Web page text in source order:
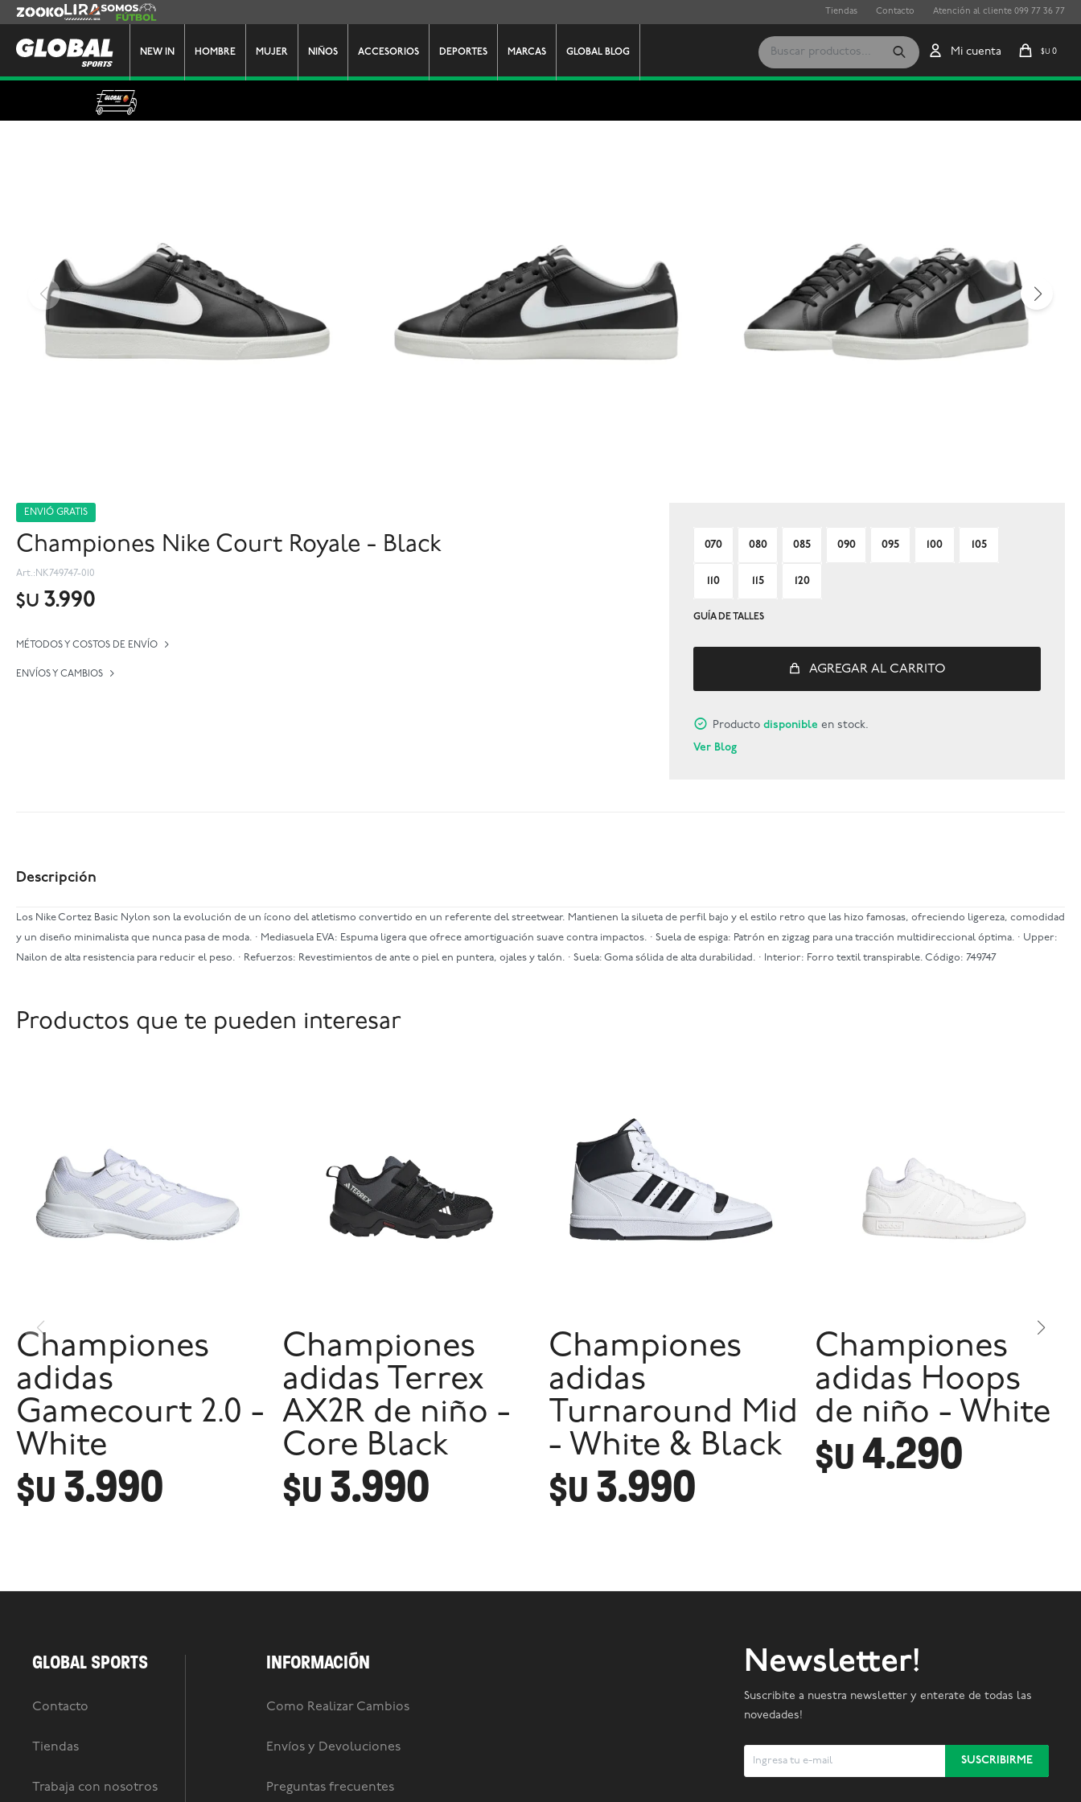
NEW IN HOMBRE MUJER NIÑOS ACCESORIOS DEPORTES MARCAS GLOBAL BLOG $U 0
Zooko Lira Somos Futbol Tiendas Contacto Atención al cliente 099 77 36 77
ENVIÓ GRATIS
Championes Nike Court Royale - Black
NK749747-010
$U 3.990
MÉTODOS Y COSTOS DE ENVÍO
ENVÍOS Y CAMBIOS
070 080 085 090 095 100 105
110 115 120
GUÍA DE TALLES
AGREGAR AL CARRITO
Productodisponible en stock.
Ver Blog
Descripción
Los Nike Cortez Basic Nylon son la evolución de un ícono del atletismo convertido en un referente del streetwear. Mantienen la silueta de perfil bajo y el estilo retro que las hizo famosas, ofreciendo ligereza, comodidad
y un diseño minimalista que nunca pasa de moda. · Mediasuela EVA: Espuma ligera que ofrece amortiguación suave contra impactos. · Suela de espiga: Patrón en zigzag para una tracción multidireccional óptima. · Upper:
Nailon de alta resistencia para reducir el peso. · Refuerzos: Revestimientos de ante o piel en puntera, ojales y talón. · Suela: Goma sólida de alta durabilidad. · Interior: Forro textil transpirable. Código: 749747
Productos que te pueden interesar
Championes
adidas
Gamecourt 2.0 -
White
$U 3.990
Championes
adidas Terrex
AX2R de niño -
Core Black
$U 3.990
Championes
adidas
Turnaround Mid
- White & Black
$U 3.990
Championes
adidas Hoops
de niño - White
$U4.290
GLOBAL SPORTS
Contacto
Tiendas
Trabaja con nosotros
INFORMACIÓN
Como Realizar Cambios
Envíos y Devoluciones
Preguntas frecuentes
Newsletter!
Suscribite a nuestra newsletter y enterate de todas las
novedades!
SUSCRIBIRME